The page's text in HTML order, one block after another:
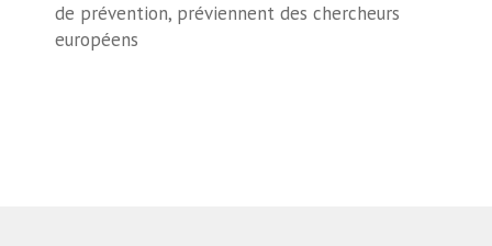
de prévention, préviennent des chercheurs
européens